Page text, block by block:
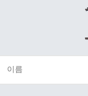
이름